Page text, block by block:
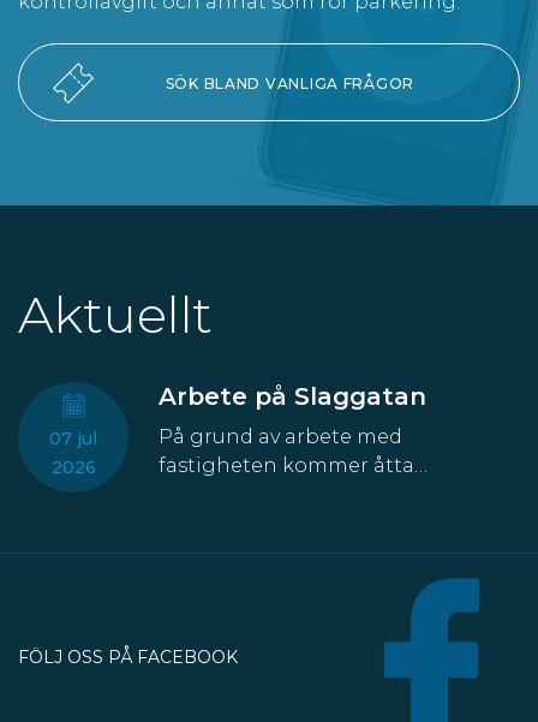
SÖK BLAND VANLIGA FRÅGOR
Aktuellt
07 jul
2026
Arbete på Slaggatan
På grund av arbete med
fastigheten kommer åtta
nordöstra sidan av Slaggatan
enligt kartbilden här ovan får
fordon inte stannas eller parkeras
under perioden 13 juli till 30
oktober.
FÖLJ OSS PÅ FACEBOOK